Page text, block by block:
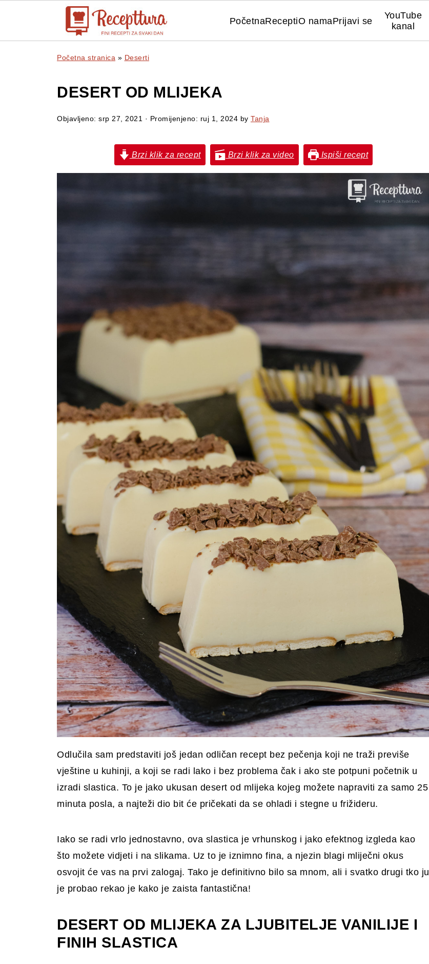
PočetnaReceptiO namaPrijavi se
YouTube
kanal
Početna stranica » Deserti
DESERT OD MLIJEKA
Objavljeno: srp 27, 2021 · Promijenjeno: ruj 1, 2024 by Tanja
Brzi klik za recept Brzi klik za video Ispiši recept
Odlučila sam predstaviti još jedan odličan recept bez pečenja koji ne traži previše
vještine u kuhinji, a koji se radi lako i bez problema čak i ako ste potpuni početnik u
izradi slastica. To je jako ukusan desert od mlijeka kojeg možete napraviti za samo 25
minuta posla, a najteži dio bit će pričekati da se ohladi i stegne u frižideru.
Iako se radi vrlo jednostavno, ova slastica je vrhunskog i jako efektnog izgleda kao
što možete vidjeti i na slikama. Uz to je iznimno fina, a njezin blagi mliječni okus
osvojit će vas na prvi zalogaj. Tako je definitivno bilo sa mnom, ali i svatko drugi tko ju
je probao rekao je kako je zaista fantastična!
DESERT OD MLIJEKA ZA LJUBITELJE VANILIJE I
FINIH SLASTICA